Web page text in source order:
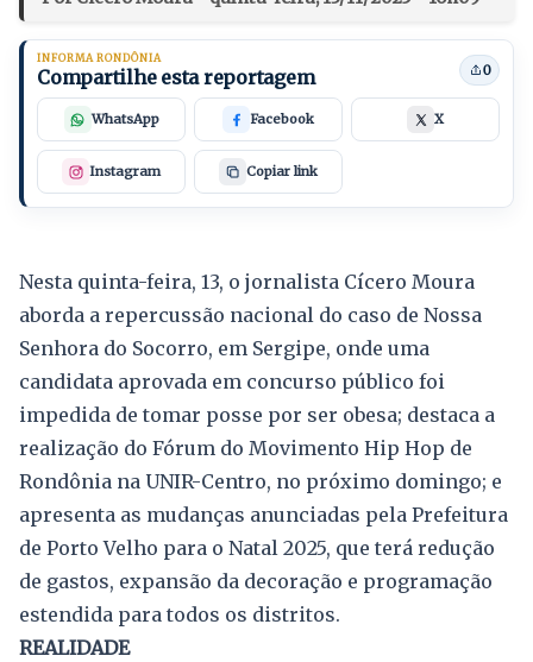
INFORMA RONDÔNIA
Compartilhe esta reportagem 0
WhatsApp Facebook X
Instagram Copiar link
Nesta quinta-feira, 13, o jornalista Cícero Moura
aborda a repercussão nacional do caso de Nossa
Senhora do Socorro, em Sergipe, onde uma
candidata aprovada em concurso público foi
impedida de tomar posse por ser obesa; destaca a
realização do Fórum do Movimento Hip Hop de
Rondônia na UNIR-Centro, no próximo domingo; e
apresenta as mudanças anunciadas pela Prefeitura
de Porto Velho para o Natal 2025, que terá redução
de gastos, expansão da decoração e programação
estendida para todos os distritos.
REALIDADE